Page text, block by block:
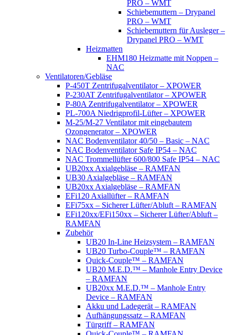
PRO – WMT
Schiebemuttern – Drypanel
PRO – WMT
Schiebemuttern für Ausleger –
Drypanel PRO – WMT
Heizmatten
EHM180 Heizmatte mit Noppen –
NAC
Ventilatoren/Gebläse
P-450T Zentrifugalventilator – XPOWER
P-230AT Zentrifugalventilator – XPOWER
P-80A Zentrifugalventilator – XPOWER
PL-700A Niedrigprofil-Lüfter – XPOWER
M-25/M-27 Ventilator mit eingebautem
Ozongenerator – XPOWER
NAC Bodenventilator 40/50 – Basic – NAC
NAC Bodenventilator Safe IP54 – NAC
NAC Trommellüfter 600/800 Safe IP54 – NAC
UB20xx Axialgebläse – RAMFAN
UB30 Axialgebläse – RAMFAN
UB20xx Axialgebläse – RAMFAN
EFi120 Axiallüfter – RAMFAN
EFi75xx – Sicherer Lüfter/Abluft – RAMFAN
EFi120xx/EFi150xx – Sicherer Lüfter/Abluft –
RAMFAN
Zubehör
UB20 In-Line Heizsystem – RAMFAN
UB20 Turbo-Couple™ – RAMFAN
Quick-Couple™ – RAMFAN
UB20 M.E.D.™ – Manhole Entry Device
– RAMFAN
UB20xx M.E.D.™ – Manhole Entry
Device – RAMFAN
Akku und Ladegerät – RAMFAN
Aufhängungssatz – RAMFAN
Türgriff – RAMFAN